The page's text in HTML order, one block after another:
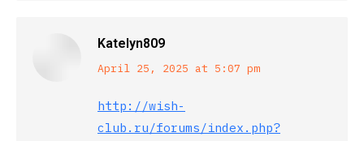
Katelyn809
says:
April 25, 2025 at 5:07 pm
http://wish-
club.ru/forums/index.php?